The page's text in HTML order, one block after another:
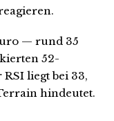
— rund 35
52-
liegt bei 33,
hindeutet.